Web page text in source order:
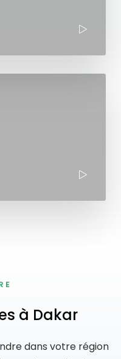
à Dakar
dans votre région